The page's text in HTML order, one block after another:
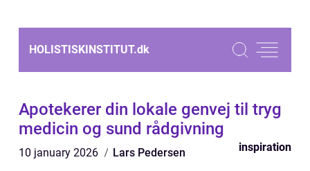
HOLISTISKINSTITUT.dk
Apotekerer din lokale genvej til tryg
medicin og sund rådgivning
10 january 2026 Lars Pedersen inspiration